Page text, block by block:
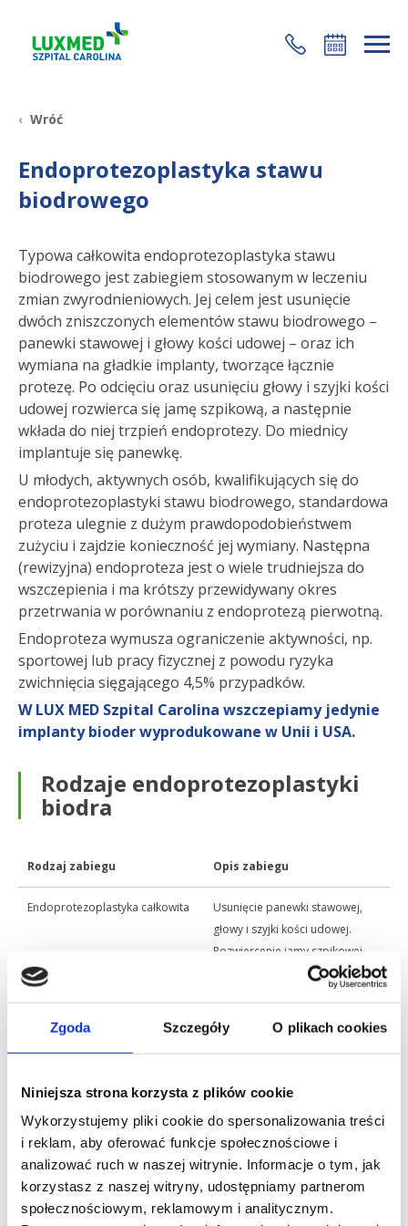
Zgoda Szczegóły O plikach cookies
Niniejsza strona korzysta z plików cookie
Wykorzystujemy pliki cookie do spersonalizowania treści
i reklam, aby oferować funkcje społecznościowe i
analizować ruch w naszej witrynie. Informacje o tym, jak
korzystasz z naszej witryny, udostępniamy partnerom
społecznościowym, reklamowym i analitycznym.
+48 22 35 58 200
Wróć
Endoprotezoplastyka stawu
biodrowego
Typowa całkowita endoprotezoplastyka stawu
biodrowego jest zabiegiem stosowanym w leczeniu
zmian zwyrodnieniowych. Jej celem jest usunięcie
dwóch zniszczonych elementów stawu biodrowego –
panewki stawowej i głowy kości udowej – oraz ich
wymiana na gładkie implanty, tworzące łącznie
protezę. Po odcięciu oraz usunięciu głowy i szyjki kości
udowej rozwierca się jamę szpikową, a następnie
wkłada do niej trzpień endoprotezy. Do miednicy
implantuje się panewkę.
U młodych, aktywnych osób, kwalifikujących się do
endoprotezoplastyki stawu biodrowego, standardowa
proteza ulegnie z dużym prawdopodobieństwem
zużyciu i zajdzie konieczność jej wymiany. Następna
(rewizyjna) endoproteza jest o wiele trudniejsza do
wszczepienia i ma krótszy przewidywany okres
przetrwania w porównaniu z endoprotezą pierwotną.
Endoproteza wymusza ograniczenie aktywności, np.
sportowej lub pracy fizycznej z powodu ryzyka
zwichnięcia sięgającego 4,5% przypadków.
W LUX MED Szpital Carolina wszczepiamy jedynie
implanty bioder wyprodukowane w Unii i USA.
Rodzaje endoprotezoplastyki
biodra
Rodzaj zabiegu Opis zabiegu
Endoprotezoplastyka całkowita
Usunięcie panewki stawowej,
głowy i szyjki kości udowej.
Rozwiercenie jamy szpikowej
(replacing – wymiana całkowita).
Kapoplastyka całkowita metodą
Usunięcie jedynie powierzchni
podchrzęstnych (resurfacing –
wymiana powierzchni).